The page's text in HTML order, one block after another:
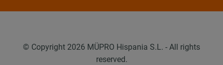
© Copyright 2026 MÜPRO Hispania S.L. - All rights
reserved.